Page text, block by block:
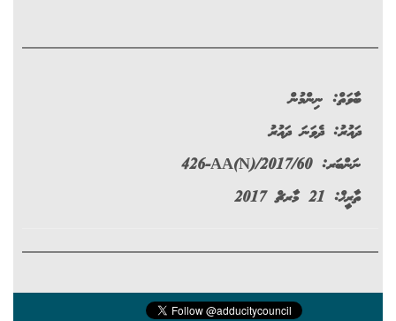
ބާވަތް: ނިންމުން
ދައުރު:ދެވަނަ ދައުރު
ނަންބަރ:426-AA(N)/2017/60
ތާރީޚް: 21 މާރޗް 2017